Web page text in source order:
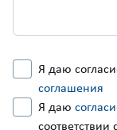
Я даю
соглашения
Я даю
соответствии